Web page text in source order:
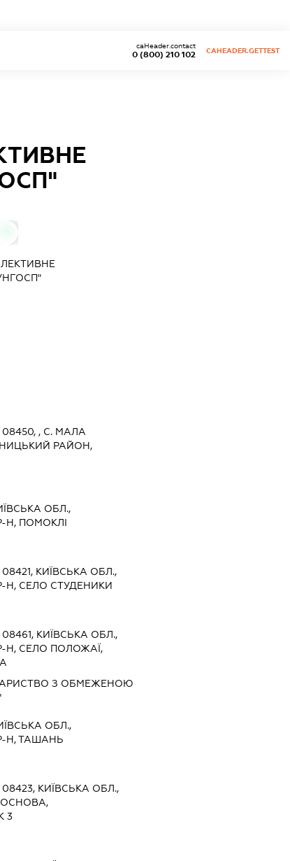
0 (800) 210 102
caHeader.contact
CAHEADER.GETTEST
08450, , С. МАЛА
РАЙОН,
ОБЛ.,
Н, ПОМОКЛІ
КИЇВСЬКА ОБЛ.,
Н, СЕЛО СТУДЕНИКИ
08461, КИЇВСЬКА ОБЛ.,
Н, СЕЛО ПОЛОЖАЇ,
З ОБМЕЖЕНОЮ
ОБЛ.,
Н, ТАШАНЬ
08423, КИЇВСЬКА ОБЛ.,
3